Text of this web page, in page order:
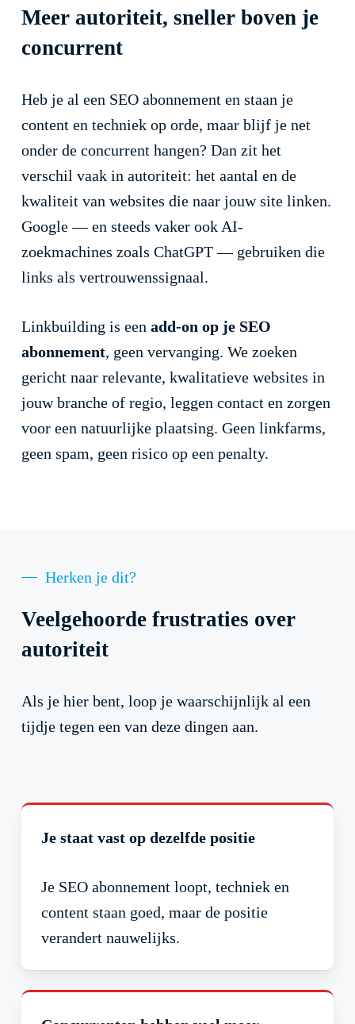
Meer autoriteit, sneller boven je
concurrent
Heb je al een SEO abonnement en staan je
content en techniek op orde, maar blijf je net
onder de concurrent hangen? Dan zit het
verschil vaak in autoriteit: het aantal en de
kwaliteit van websites die naar jouw site linken.
Google — en steeds vaker ook AI-
zoekmachines zoals ChatGPT — gebruiken die
links als vertrouwenssignaal.
Linkbuilding is een add-on op je SEO
abonnement, geen vervanging. We zoeken
gericht naar relevante, kwalitatieve websites in
jouw branche of regio, leggen contact en zorgen
voor een natuurlijke plaatsing. Geen linkfarms,
geen spam, geen risico op een penalty.
Herken je dit?
Veelgehoorde frustraties over
autoriteit
Als je hier bent, loop je waarschijnlijk al een
tijdje tegen een van deze dingen aan.
Je staat vast op dezelfde positie
Je SEO abonnement loopt, techniek en
content staan goed, maar de positie
verandert nauwelijks.